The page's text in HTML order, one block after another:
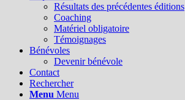
Résultats des précédentes éditions
Coaching
Matériel obligatoire
Témoignages
Bénévoles
Devenir bénévole
Contact
Rechercher
Menu Menu